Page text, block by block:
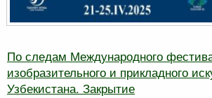
По следам Международного
изобразительного и прикладного
Узбекистана. Закрытие